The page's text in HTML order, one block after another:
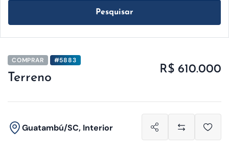
Pesquisar
COMPRAR #5883
Terreno
R$ 610.000
Guatambú/SC, Interior